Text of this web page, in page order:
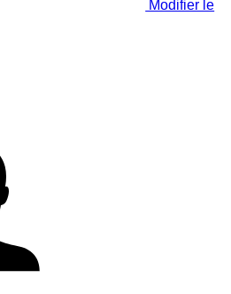
Modifier le